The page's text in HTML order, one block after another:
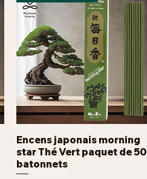
Aperçu rapide
Encens japonais morning
star Thé Vert paquet de 50
batonnets